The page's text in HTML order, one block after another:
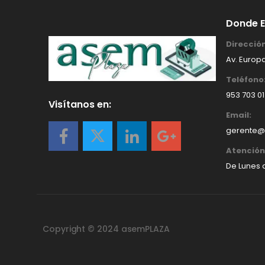
Visítanos en:
Donde
953 703
Email:
Av.
De Lunes
Copyright © 2024 asemPLAZA